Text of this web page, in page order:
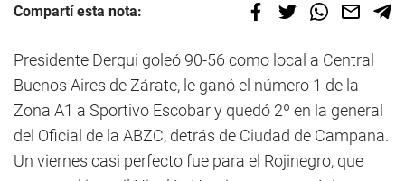
Compartí esta nota:
Presidente Derqui goleó 90-56 como local a Central
Buenos Aires de Zárate, le ganó el número 1 de la
Zona A1 a Sportivo Escobar y quedó 2º en la general
del Oficial de la ABZC, detrás de Ciudad de Campana.
Un viernes casi perfecto fue para el Rojinegro, que